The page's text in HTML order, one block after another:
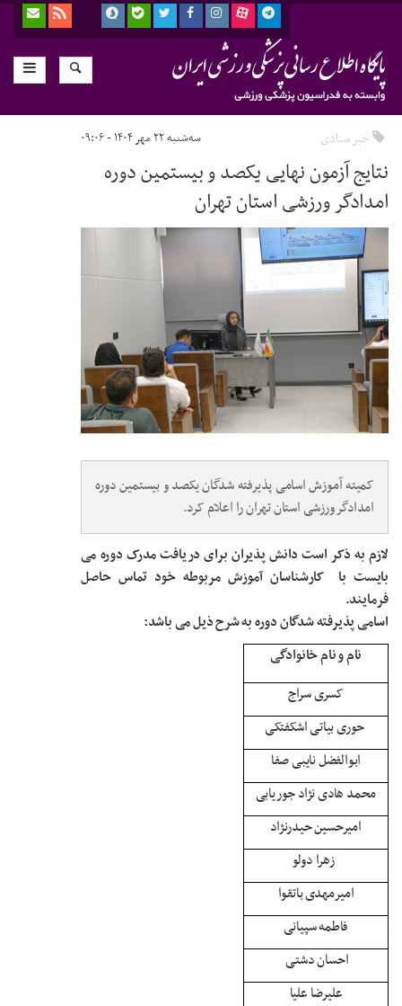
خبر ستادی سه‌شنبه ۲۲ مهر ۱۴۰۴ - ۰۹:۰۶
نتایج آزمون نهایی یکصد و بیستمین دوره
امدادگر ورزشی استان تهران
کمیته آموزش اسامی پذیرفته شدگان یکصد و بیستمین دوره
امدادگر ورزشی استان تهران را اعلام کرد.
لازم به ذکر است دانش پذیران برای دریافت مدرک دوره می
بایست با کارشناسان آموزش مربوطه خود تماس حاصل
فرمایند.
اسامی پذیرفته شدگان دوره به شرح ذیل می باشد:
نام و نام خانوادگی
کسری سراج
حوری بیاتی اشکفتکی
ابوالفضل نایبی صفا
محمد هادی نژاد جوریابی
امیرحسین حیدرنژاد
زهرا دولو
امیرمهدی باتقوا
فاطمه سپیانی
احسان دشتی
علیرضا علیا